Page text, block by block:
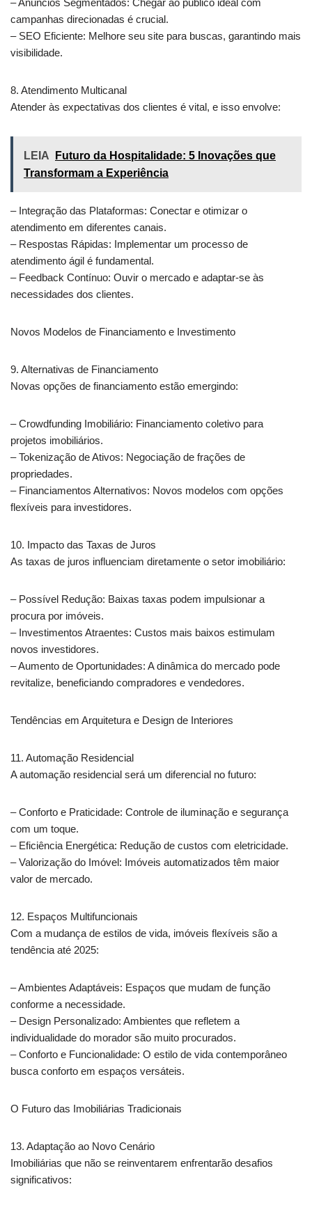
– Anúncios Segmentados: Chegar ao público ideal com
campanhas direcionadas é crucial.
– SEO Eficiente: Melhore seu site para buscas, garantindo mais
visibilidade.
8. Atendimento Multicanal
Atender às expectativas dos clientes é vital, e isso envolve:
LEIA
Futuro da Hospitalidade: 5 Inovações que
Transformam a Experiência
– Integração das Plataformas: Conectar e otimizar o
atendimento em diferentes canais.
– Respostas Rápidas: Implementar um processo de
atendimento ágil é fundamental.
– Feedback Contínuo: Ouvir o mercado e adaptar-se às
necessidades dos clientes.
Novos Modelos de Financiamento e Investimento
9. Alternativas de Financiamento
Novas opções de financiamento estão emergindo:
– Crowdfunding Imobiliário: Financiamento coletivo para
projetos imobiliários.
– Tokenização de Ativos: Negociação de frações de
propriedades.
– Financiamentos Alternativos: Novos modelos com opções
flexíveis para investidores.
10. Impacto das Taxas de Juros
As taxas de juros influenciam diretamente o setor imobiliário:
– Possível Redução: Baixas taxas podem impulsionar a
procura por imóveis.
– Investimentos Atraentes: Custos mais baixos estimulam
novos investidores.
– Aumento de Oportunidades: A dinâmica do mercado pode
revitalize, beneficiando compradores e vendedores.
Tendências em Arquitetura e Design de Interiores
11. Automação Residencial
A automação residencial será um diferencial no futuro:
– Conforto e Praticidade: Controle de iluminação e segurança
com um toque.
– Eficiência Energética: Redução de custos com eletricidade.
– Valorização do Imóvel: Imóveis automatizados têm maior
valor de mercado.
12. Espaços Multifuncionais
Com a mudança de estilos de vida, imóveis flexíveis são a
tendência até 2025:
– Ambientes Adaptáveis: Espaços que mudam de função
conforme a necessidade.
– Design Personalizado: Ambientes que refletem a
individualidade do morador são muito procurados.
– Conforto e Funcionalidade: O estilo de vida contemporâneo
busca conforto em espaços versáteis.
O Futuro das Imobiliárias Tradicionais
13. Adaptação ao Novo Cenário
Imobiliárias que não se reinventarem enfrentarão desafios
significativos: